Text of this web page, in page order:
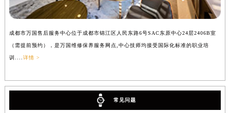
成都市万国售后服务中心位于成都市锦江区人民东路6号SAC东原中心24层2406B室
（需提前预约），是万国维修保养服务网点,中心技师均接受国际化标准的职业培
训.... 详情 >
常见问题